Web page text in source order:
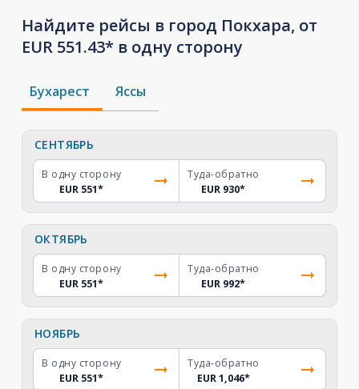
Найдите рейсы в город Покхара, от
EUR 551.43* в одну сторону
Бухарест Яссы
СЕНТЯБРЬ
В одну сторону
EUR 551*
Туда-обратно
EUR 930*
ОКТЯБРЬ
В одну сторону
EUR 551*
Туда-обратно
EUR 992*
НОЯБРЬ
В одну сторону
EUR 551*
Туда-обратно
EUR 1,046*